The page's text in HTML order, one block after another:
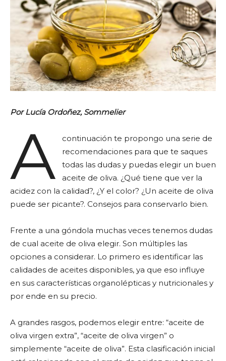
Por Lucía Ordoñez, Sommelier
A
continuación te propongo una serie de
recomendaciones para que te saques
todas las dudas y puedas elegir un buen
aceite de oliva. ¿Qué tiene que ver la
acidez con la calidad?, ¿Y el color? ¿Un aceite de oliva
puede ser picante?. Consejos para conservarlo bien.
Frente a una góndola muchas veces tenemos dudas
de cual aceite de oliva elegir. Son múltiples las
opciones a considerar. Lo primero es identificar las
calidades de aceites disponibles, ya que eso influye
en sus características organolépticas y nutricionales y
por ende en su precio.
A grandes rasgos, podemos elegir entre: “aceite de
oliva virgen extra”, “aceite de oliva virgen” o
simplemente “aceite de oliva”. Esta clasificación inicial